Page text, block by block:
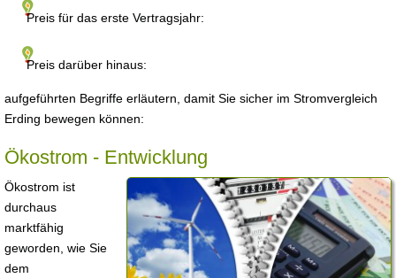
Preis für das erste Vertragsjahr:
Preis darüber hinaus:
aufgeführten Begriffe erläutern, damit Sie sicher im Stromvergleich
Erding bewegen können:
Ökostrom - Entwicklung
Ökostrom ist
durchaus
marktfähig
geworden, wie Sie
dem